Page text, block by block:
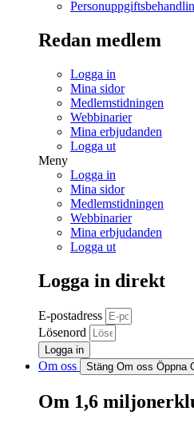
Redan medlem
Logga in
Mina sidor
Medlemstidningen
Webbinarier
Mina erbjudanden
Logga ut
Meny
Logga in
Mina sidor
Medlemstidningen
Webbinarier
Mina erbjudanden
Logga ut
Logga in direkt
E-postadress
Lösenord
Logga in
Om oss Stäng Om oss Öppna
Om 1,6